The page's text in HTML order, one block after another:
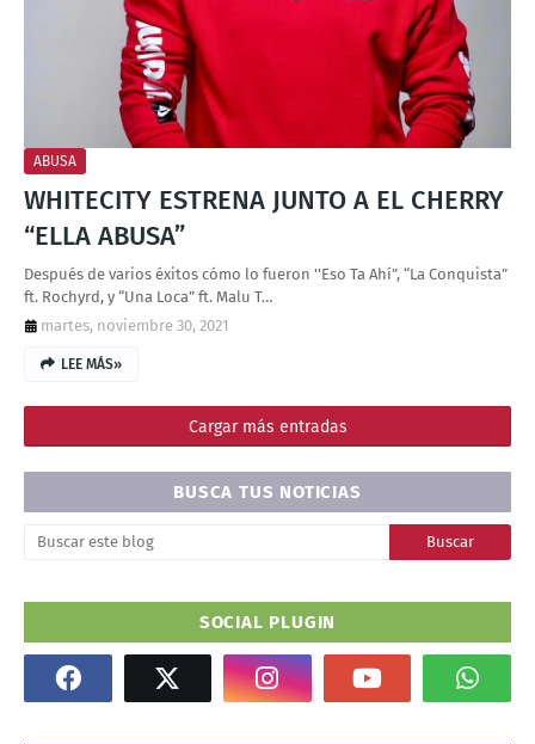
ABUSA
WHITECITY ESTRENA JUNTO A EL CHERRY
“ELLA ABUSA”
Después de varios éxitos cómo lo fueron ''Eso Ta Ahí”, “La Conquista”
ft. Rochyrd, y “Una Loca” ft. Malu T…
martes, noviembre 30, 2021
LEE MÁS»
Cargar más entradas
BUSCA TUS NOTICIAS
SOCIAL PLUGIN